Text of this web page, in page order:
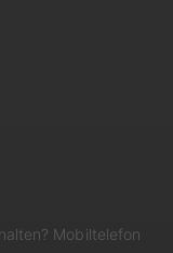
Mobiltelefon